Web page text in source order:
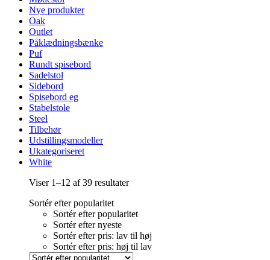
Nye produkter
Oak
Outlet
Påklædningsbænke
Puf
Rundt spisebord
Sadelstol
Sidebord
Spisebord eg
Stabelstole
Steel
Tilbehør
Udstillingsmodeller
Ukategoriseret
White
Viser 1–12 af 39 resultaterSorteret
Sortér efter popularitet
Sortér efter popularitet
Sortér efter nyeste
Sortér efter pris: lav til høj
Sortér efter pris: høj til lav